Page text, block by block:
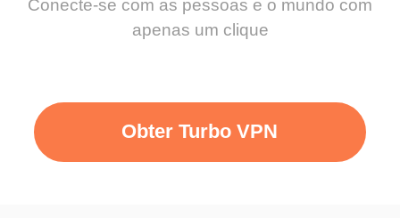
Conecte-se com as pessoas e o mundo com
apenas um clique
Obter Turbo VPN